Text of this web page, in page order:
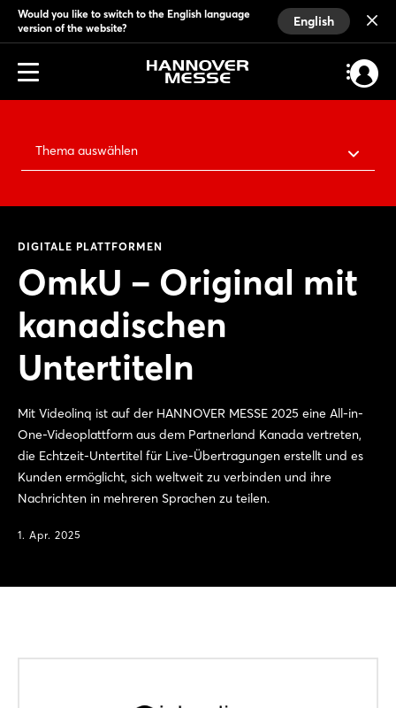
Would you like to switch to the English language
version of the website?
English
Thema auswählen
DIGITALE PLATTFORMEN
OmkU – Original mit
kanadischen
Untertiteln
Mit Videolinq ist auf der HANNOVER MESSE 2025 eine All-in-
One-Videoplattform aus dem Partnerland Kanada vertreten,
die Echtzeit-Untertitel für Live-Übertragungen erstellt und es
Kunden ermöglicht, sich weltweit zu verbinden und ihre
Nachrichten in mehreren Sprachen zu teilen.
1. Apr. 2025